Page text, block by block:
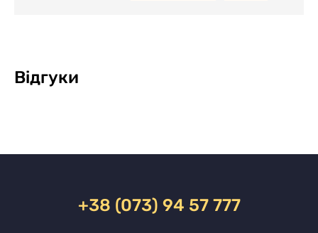
Відгуки
+38 (073) 94 57 777